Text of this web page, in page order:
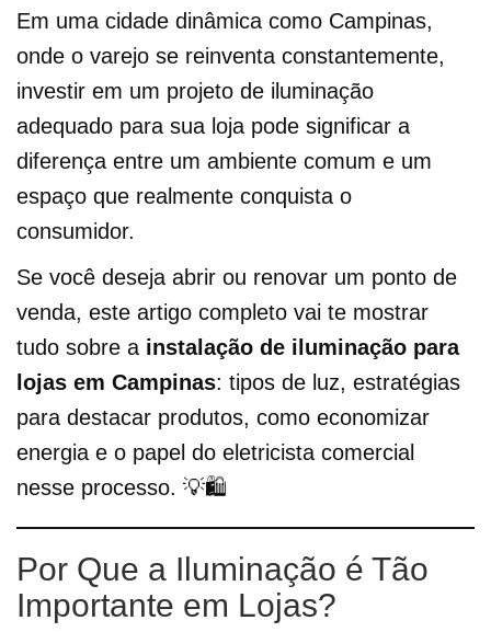
Em uma cidade dinâmica como Campinas,
onde o varejo se reinventa constantemente,
investir em um projeto de iluminação
adequado para sua loja pode significar a
diferença entre um ambiente comum e um
espaço que realmente conquista o
consumidor.
Se você deseja abrir ou renovar um ponto de
venda, este artigo completo vai te mostrar
tudo sobre a instalação de iluminação para
lojas em Campinas: tipos de luz, estratégias
para destacar produtos, como economizar
energia e o papel do eletricista comercial
nesse processo. 💡🛍️
Por Que a Iluminação é Tão
Importante em Lojas?